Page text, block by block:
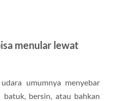
menular lewat
umumnya menyebar
bersin, atau bahkan